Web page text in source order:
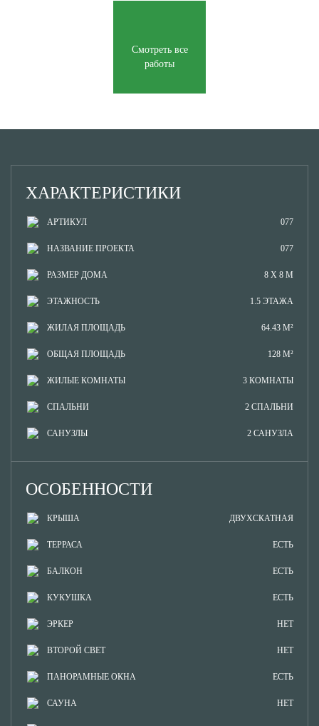
Смотреть все
работы
ХАРАКТЕРИСТИКИ
АРТИКУЛ 077
НАЗВАНИЕ ПРОЕКТА 077
РАЗМЕР ДОМА 8 Х 8 М
ЭТАЖНОСТЬ 1.5 ЭТАЖА
ЖИЛАЯ ПЛОЩАДЬ 64.43 М²
ОБЩАЯ ПЛОЩАДЬ 128 М²
ЖИЛЫЕ КОМНАТЫ 3 КОМНАТЫ
СПАЛЬНИ 2 СПАЛЬНИ
САНУЗЛЫ 2 САНУЗЛА
ОСОБЕННОСТИ
КРЫША ДВУХСКАТНАЯ
ТЕРРАСА ЕСТЬ
БАЛКОН ЕСТЬ
КУКУШКА ЕСТЬ
ЭРКЕР НЕТ
ВТОРОЙ СВЕТ НЕТ
ПАНОРАМНЫЕ ОКНА ЕСТЬ
САУНА НЕТ